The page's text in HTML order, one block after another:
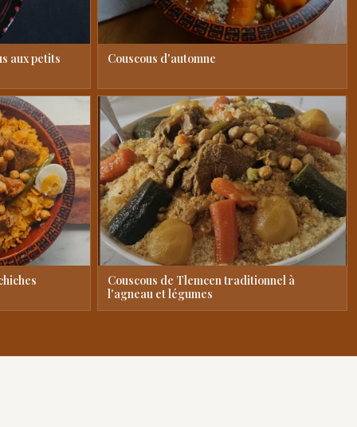
aux petits
Couscous d'automne
Couscous de Tlemcen traditionnel à
l'agneau et légumes